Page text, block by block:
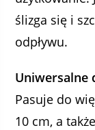
ślizga się i
odpływu.
Uniwersalne
Pasuje do
10 cm, a